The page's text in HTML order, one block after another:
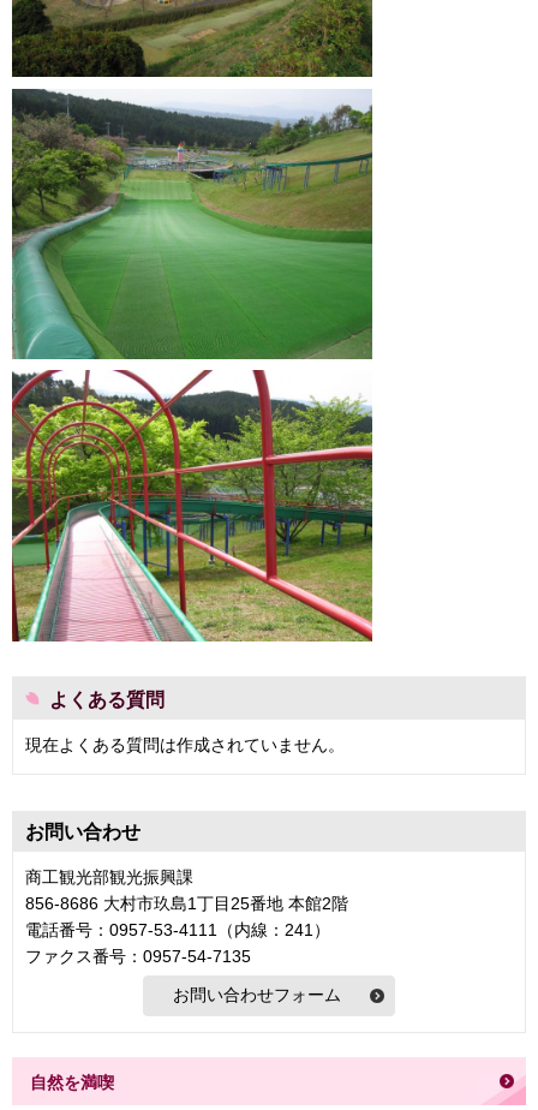
よくある質問
現在よくある質問は作成されていません。
お問い合わせ
商工観光部観光振興課
856-8686 大村市玖島1丁目25番地 本館2階
電話番号：0957-53-4111（内線：241）
ファクス番号：0957-54-7135
自然を満喫